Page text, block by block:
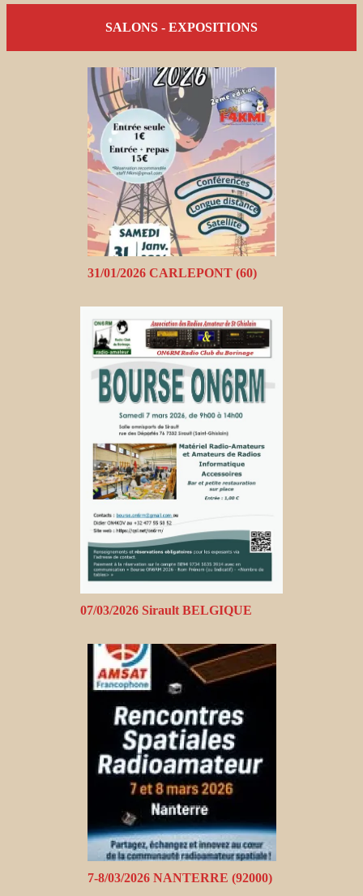
SALONS - EXPOSITIONS
31/01/2026 CARLEPONT (60)
07/03/2026 Sirault BELGIQUE
7-8/03/2026 NANTERRE (92000)